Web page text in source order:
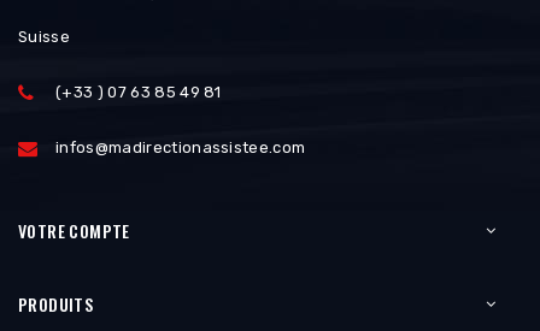
Suisse
(+33 ) 07 63 85 49 81
infos@madirectionassistee.com
VOTRE COMPTE
PRODUITS